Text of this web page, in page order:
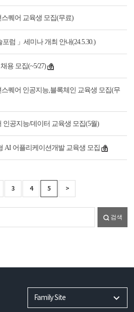
퀘어 교육생 모집(무료)
럼 」세미나 개최 안내(24.5.30.)
용 모집(~5/27)
퀘어 인공지능,블록체인 교육생 모집(무
인공지능/데이터 교육생 모집(5월)
AI 어플리케이션개발 교육생 모집
3 4 5 >
검색
Family Site